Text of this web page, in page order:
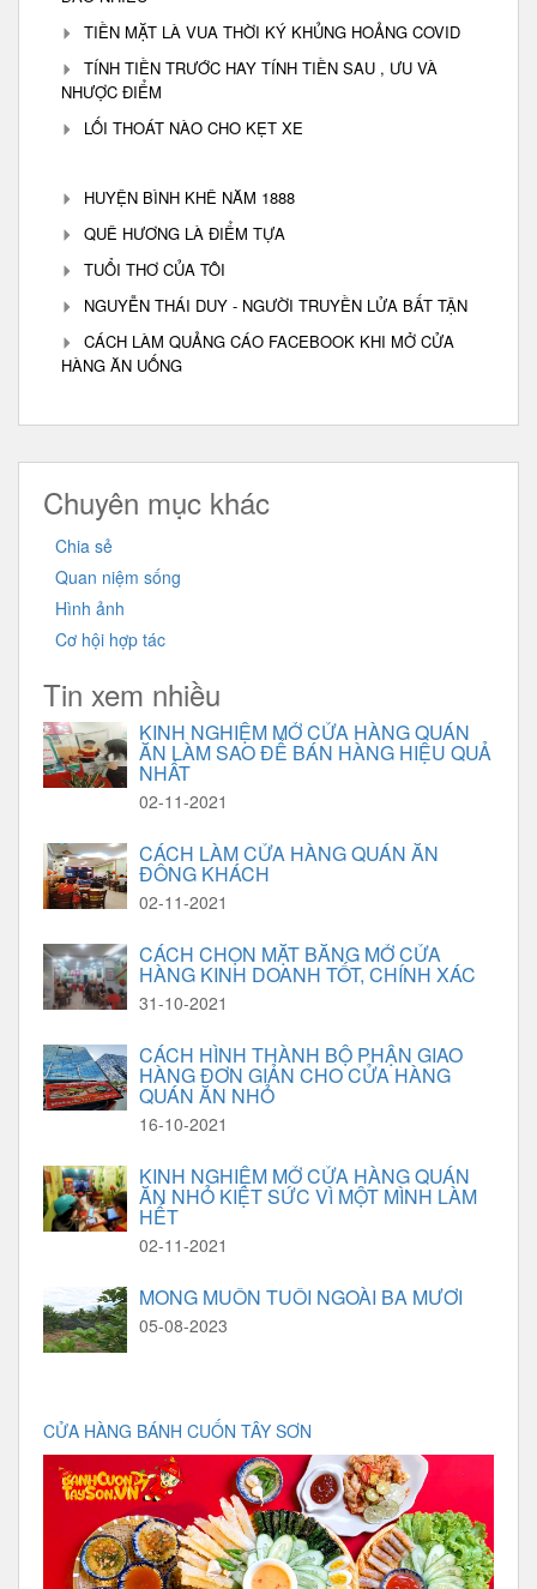
TIỀN MẶT LÀ VUA THỜI KÝ KHỦNG HOẢNG COVID
TÍNH TIỀN TRƯỚC HAY TÍNH TIỀN SAU , ƯU VÀ
NHƯỢC ĐIỂM
LỐI THOÁT NÀO CHO KẸT XE
HUYỆN BÌNH KHÊ NĂM 1888
QUÊ HƯƠNG LÀ ĐIỂM TỰA
TUỔI THƠ CỦA TÔI
NGUYỄN THÁI DUY - NGƯỜI TRUYỀN LỬA BẤT TẬN
CÁCH LÀM QUẢNG CÁO FACEBOOK KHI MỞ CỬA
HÀNG ĂN UỐNG
Chuyên mục khác
Chia sẻ
Quan niệm sống
Hình ảnh
Cơ hội hợp tác
Tin xem nhiều
KINH NGHIỆM MỞ CỬA HÀNG QUÁN
ĂN LÀM SAO ĐỂ BÁN HÀNG HIỆU QUẢ
NHẤT
02-11-2021
CÁCH LÀM CỬA HÀNG QUÁN ĂN
ĐÔNG KHÁCH
02-11-2021
CÁCH CHỌN MẶT BẰNG MỞ CỬA
HÀNG KINH DOANH TỐT, CHÍNH XÁC
31-10-2021
CÁCH HÌNH THÀNH BỘ PHẬN GIAO
HÀNG ĐƠN GIẢN CHO CỬA HÀNG
QUÁN ĂN NHỎ
16-10-2021
KINH NGHIỆM MỞ CỬA HÀNG QUÁN
ĂN NHỎ KIỆT SỨC VÌ MỘT MÌNH LÀM
HẾT
02-11-2021
MONG MUỐN TUỔI NGOÀI BA MƯƠI
05-08-2023
CỬA HÀNG BÁNH CUỐN TÂY SƠN